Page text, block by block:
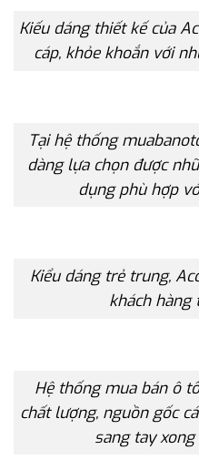
Kiếu dáng thiết kế của
cáp, khỏe khoắn với
Tại hệ thống
dàng lựa chọn được
dụng phù hợp
Kiểu dáng trẻ trung,
khách hàng
Hệ thống mua bán ô
chất lượng, nguồn gốc
sang tay